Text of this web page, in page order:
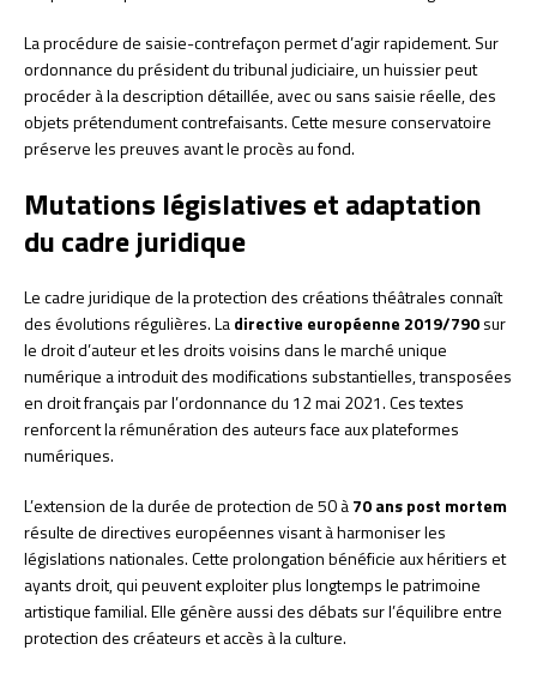
La procédure de saisie-contrefaçon permet d’agir rapidement. Sur
ordonnance du président du tribunal judiciaire, un huissier peut
procéder à la description détaillée, avec ou sans saisie réelle, des
objets prétendument contrefaisants. Cette mesure conservatoire
préserve les preuves avant le procès au fond.
Mutations législatives et adaptation
du cadre juridique
Le cadre juridique de la protection des créations théâtrales connaît
des évolutions régulières. Ladirective européenne 2019/790sur
le droit d’auteur et les droits voisins dans le marché unique
numérique a introduit des modifications substantielles, transposées
en droit français par l’ordonnance du 12 mai 2021. Ces textes
renforcent la rémunération des auteurs face aux plateformes
numériques.
L’extension de la durée de protection de 50 à70 ans post mortem
résulte de directives européennes visant à harmoniser les
législations nationales. Cette prolongation bénéficie aux héritiers et
ayants droit, qui peuvent exploiter plus longtemps le patrimoine
artistique familial. Elle génère aussi des débats sur l’équilibre entre
protection des créateurs et accès à la culture.